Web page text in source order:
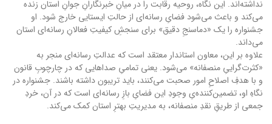
نداشته‌اند. این نگاه، روحیه رقابت را در میانِ خبرنگارانِ جوانِ استان زنده
می‌کند و باعث می‌شود فضایِ رسانه‌ای از حالتِ ایستایی خارج شود. او
جشنواره را یک «دماسنجِ دقیق» برای سنجشِ کیفیتِ فعالانِ رسانه‌ای استان
می‌داند.
علاوه بر این، معاون استاندار معتقد است که عدالتِ رسانه‌ای منجر به
«کثرت‌گراییِ منصفانه» می‌شود. یعنی تمامیِ صداهایی که در چارچوبِ قانون
و با هدفِ اصلاحِ امور صحبت می‌کنند، باید تریبون داشته باشند. جشنواره در
نگاهِ او، تضمین‌کننده‌یِ وجودِ این فضایِ بازِ رسانه‌ای است که در آن، خردِ
جمعی از طریقِ نقدِ منصفانه، به مدیریتِ بهترِ استان کمک می‌کند.